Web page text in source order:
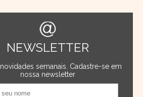
NEWSLETTER
semanais. Cadastre-se em
nossa newsletter